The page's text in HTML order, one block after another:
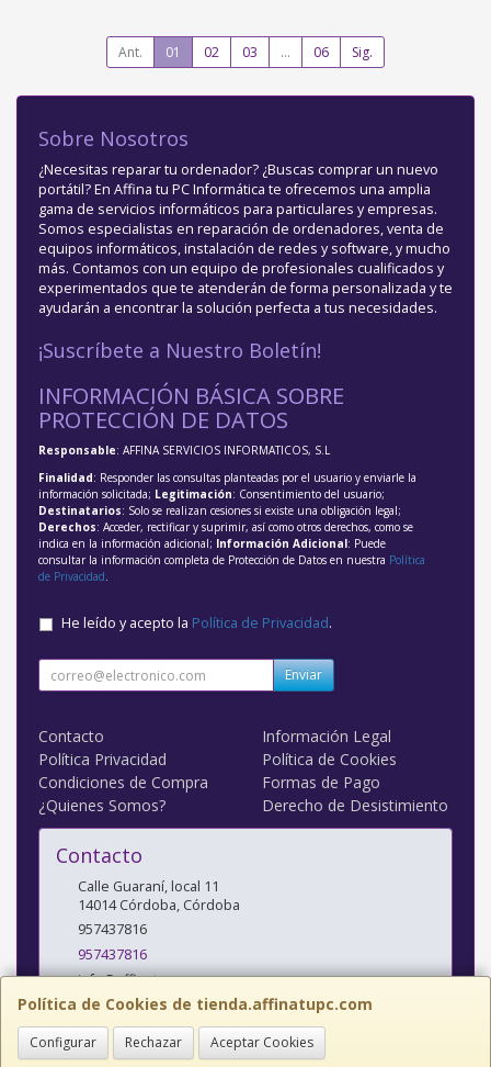
Ant. 01 02 03 ... 06 Sig.
Política de Cookies de tienda.affinatupc.com
Configurar Rechazar Aceptar Cookies
Sobre Nosotros
¿Necesitas reparar tu ordenador? ¿Buscas comprar un nuevo
portátil? En Affina tu PC Informática te ofrecemos una amplia
gama de servicios informáticos para particulares y empresas.
Somos especialistas en reparación de ordenadores, venta de
equipos informáticos, instalación de redes y software, y mucho
más. Contamos con un equipo de profesionales cualificados y
experimentados que te atenderán de forma personalizada y te
ayudarán a encontrar la solución perfecta a tus necesidades.
¡Suscríbete a Nuestro Boletín!
INFORMACIÓN BÁSICA SOBRE
PROTECCIÓN DE DATOS
Responsable: AFFINA SERVICIOS INFORMATICOS, S.L
Finalidad: Responder las consultas planteadas por el usuario y enviarle la
información solicitada; Legitimación: Consentimiento del usuario;
Destinatarios: Solo se realizan cesiones si existe una obligación legal;
Derechos: Acceder, rectificar y suprimir, así como otros derechos, como se
indica en la información adicional; Información Adicional: Puede
consultar la información completa de Protección de Datos en nuestra Política
de Privacidad.
He leído y acepto la Política de Privacidad.
Enviar
Contacto
Información Legal
Política Privacidad
Política de Cookies
Condiciones de Compra
Formas de Pago
¿Quienes Somos?
Derecho de Desistimiento
Contacto
Calle Guaraní, local 11
14014 Córdoba, Córdoba
957437816
957437816
info@affinatupc.com
Horario